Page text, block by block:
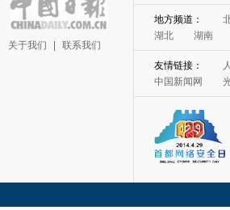
关于我们 联系我们
地方频道：
湖北
湖南
友情链接：
中国新闻网